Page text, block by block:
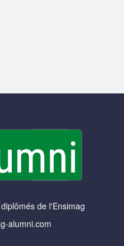
de l'Ensimag
alumni.com